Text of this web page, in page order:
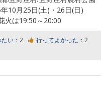
10月25日(土)・26日(日)
火は19:50～20:00
い： 2 行ってよかった： 2